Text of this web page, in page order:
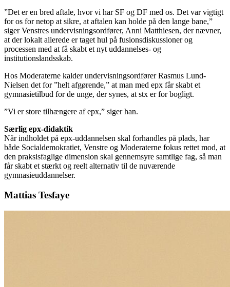
”Det er en bred aftale, hvor vi har SF og DF med os. Det var vigtigt
for os for netop at sikre, at aftalen kan holde på den lange bane,”
siger Venstres undervisningsordfører, Anni Matthiesen, der nævner,
at der lokalt allerede er taget hul på fusionsdiskussioner og
processen med at få skabt et nyt uddannelses- og
institutionslandsskab.
Hos Moderaterne kalder undervisningsordfører Rasmus Lund-
Nielsen det for ”helt afgørende,” at man med epx får skabt et
gymnasietilbud for de unge, der synes, at stx er for bogligt.
”Vi er store tilhængere af epx,” siger han.
Særlig epx-didaktik
Når indholdet på epx-uddannelsen skal forhandles på plads, har
både Socialdemokratiet, Venstre og Moderaterne fokus rettet mod, at
den praksisfaglige dimension skal gennemsyre samtlige fag, så man
får skabt et stærkt og reelt alternativ til de nuværende
gymnasieuddannelser.
Mattias Tesfaye